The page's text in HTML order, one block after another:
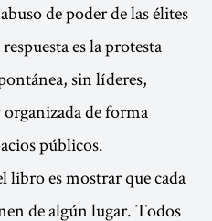
de poder de las élites
es la protesta
sin líderes,
de forma
públicos.
libro es mostrar que cada
de algún lugar. Todos